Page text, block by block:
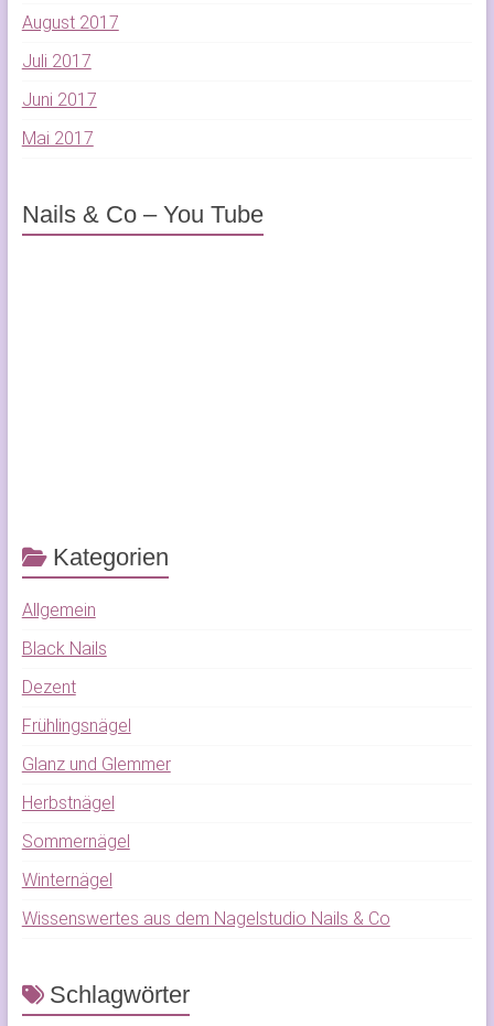
August 2017
Juli 2017
Juni 2017
Mai 2017
Nails & Co – You Tube
Kategorien
Allgemein
Black Nails
Dezent
Frühlingsnägel
Glanz und Glemmer
Herbstnägel
Sommernägel
Winternägel
Wissenswertes aus dem Nagelstudio Nails & Co
Schlagwörter